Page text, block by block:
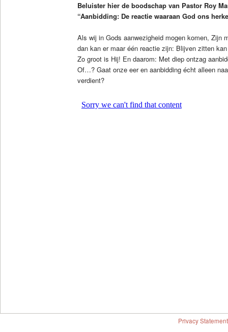
Beluister hier de boodschap van Pastor Roy
“Aanbidding: De reactie waaraan God ons
Als wij in Gods aanwezigheid mogen komen, Zijn
dan kan er maar één reactie zijn: Blijven zitten
Zo groot is Hij! En daarom: Met diep ontzag
Of…? Gaat onze eer en aanbidding écht alleen
verdient?
Privacy Statement